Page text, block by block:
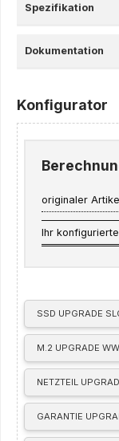
Spezifikation
Dokumentation
Konfigurator
SSD UPGRADE
M.2 UPGRADE
NETZTEIL
GARANTIE
originaler
Ihr